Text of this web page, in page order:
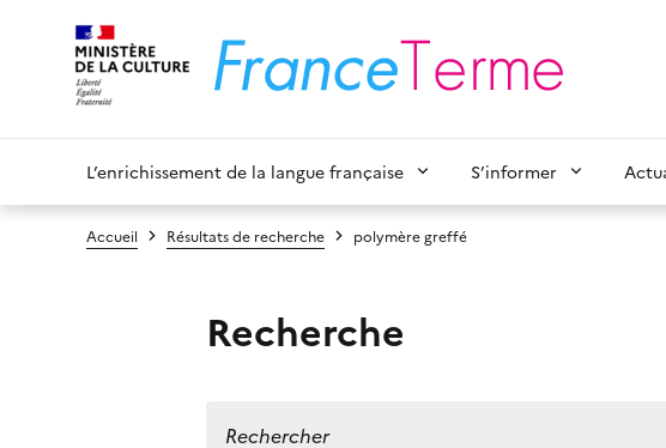
L’enrichissement de la langue française S’informer
Accueil Résultats de recherche polymère greffé
Recherche